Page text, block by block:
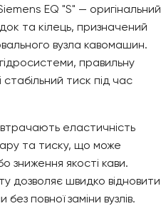
EQ "S" — оригінальний
та кілець, призначений
вузла кавомашин.
правильну
тиск під час
еластичність
та тиску, що може
зниження якості кави.
дозволяє швидко відновити
повної заміни вузлів.